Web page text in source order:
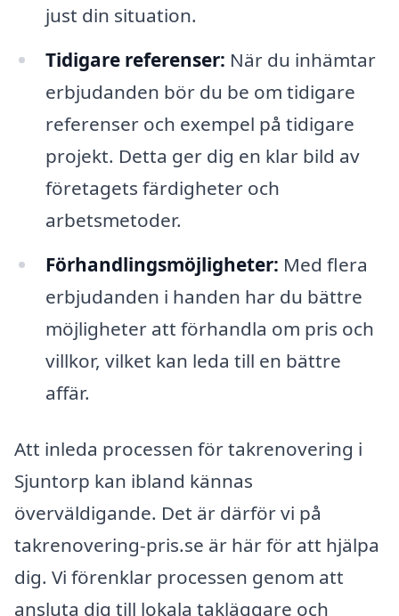
just din situation.
Tidigare referenser: När du inhämtar
erbjudanden bör du be om tidigare
referenser och exempel på tidigare
projekt. Detta ger dig en klar bild av
företagets färdigheter och
arbetsmetoder.
Förhandlingsmöjligheter: Med flera
erbjudanden i handen har du bättre
möjligheter att förhandla om pris och
villkor, vilket kan leda till en bättre
affär.
Att inleda processen för takrenovering i
Sjuntorp kan ibland kännas
överväldigande. Det är därför vi på
takrenovering-pris.se är här för att hjälpa
dig. Vi förenklar processen genom att
ansluta dig till lokala takläggare och